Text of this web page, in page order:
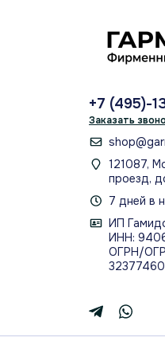
+7 (495)-
Заказать
121087,
проезд,
7 дней в
ИП
ИНН:
ОГРН/